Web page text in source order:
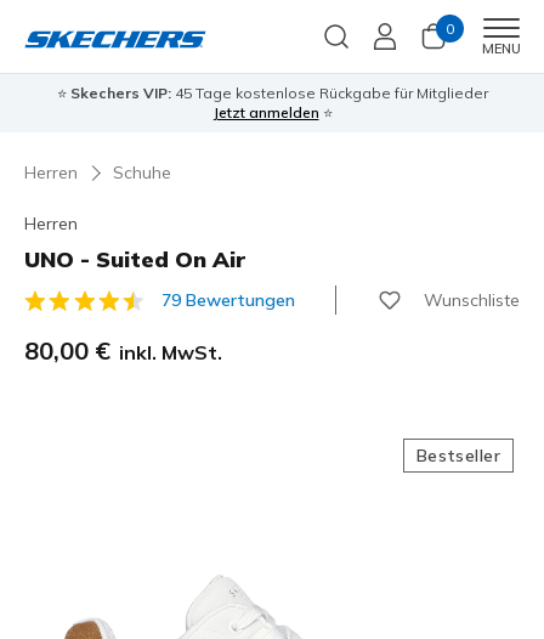
0
MENU
⭐ Skechers VIP:45 Tage kostenlose Rückgabe für Mitglieder
Jetzt anmelden ⭐
Herren Schuhe
Herren
UNO - Suited On Air
3,3 von 5 Kundenbewertungen
79 Bewertungen Wunschliste
80,00 € inkl. MwSt.
Bestseller